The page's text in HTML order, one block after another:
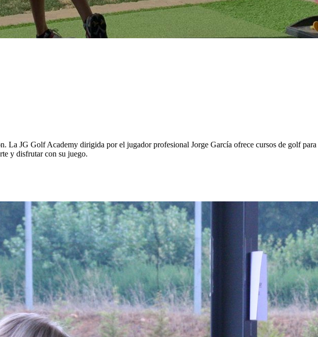
JG Golf Academy dirigida por el jugador profesional Jorge García ofrece cursos de golf para
y disfrutar con su juego.